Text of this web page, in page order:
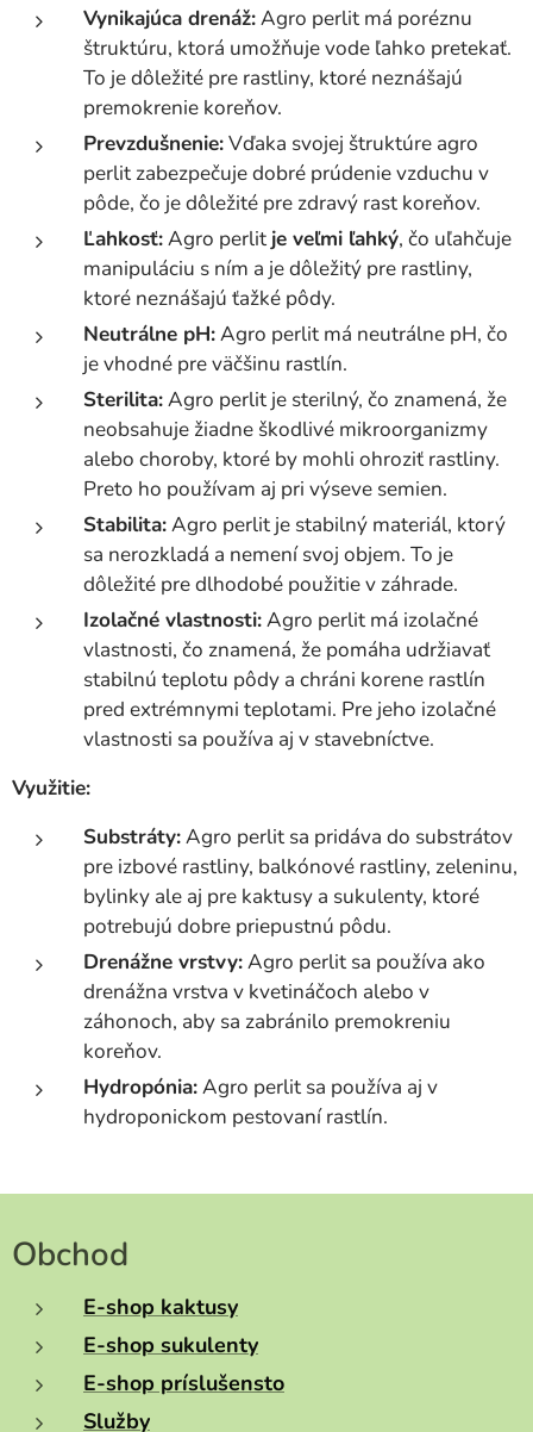
Vynikajúca drenáž:Agro perlit má poréznu
štruktúru, ktorá umožňuje vode ľahko pretekať.
To je dôležité pre rastliny, ktoré neznášajú
premokrenie koreňov.
Prevzdušnenie:Vďaka svojej štruktúre agro
perlit zabezpečuje dobré prúdenie vzduchu v
pôde, čo je dôležité pre zdravý rast koreňov.
Ľahkosť:Agro perlit je veľmi ľahký, čo uľahčuje
manipuláciu s ním a je dôležitý pre rastliny,
ktoré neznášajú ťažké pôdy.
Neutrálne pH:Agro perlit má neutrálne pH, čo
je vhodné pre väčšinu rastlín.
Sterilita:Agro perlit je sterilný, čo znamená, že
neobsahuje žiadne škodlivé mikroorganizmy
alebo choroby, ktoré by mohli ohroziť rastliny.
Preto ho používam aj pri výseve semien.
Stabilita:Agro perlit je stabilný materiál, ktorý
sa nerozkladá a nemení svoj objem. To je
dôležité pre dlhodobé použitie v záhrade.
Izolačné vlastnosti:Agro perlit má izolačné
vlastnosti, čo znamená, že pomáha udržiavať
stabilnú teplotu pôdy a chráni korene rastlín
pred extrémnymi teplotami. Pre jeho izolačné
vlastnosti sa používa aj v stavebníctve.
Využitie:
Substráty:Agro perlit sa pridáva do substrátov
pre izbové rastliny, balkónové rastliny, zeleninu,
bylinky ale aj pre kaktusy a sukulenty, ktoré
potrebujú dobre priepustnú pôdu.
Drenážne vrstvy:Agro perlit sa používa ako
drenážna vrstva v kvetináčoch alebo v
záhonoch, aby sa zabránilo premokreniu
koreňov.
Hydropónia:Agro perlit sa používa aj v
hydroponickom pestovaní rastlín.
Obchod
E-shop kaktusy
E-shop sukulenty
E-shop príslušensto
Služby